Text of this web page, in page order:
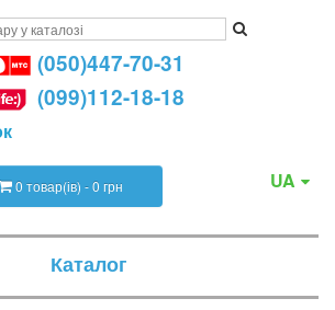
(050)447-70-31
(099)112-18-18
UA
0 товар(ів) - 0 грн
Каталог